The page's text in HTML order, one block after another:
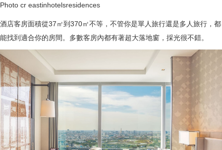
Photo cr eastinhotelsresidences
酒店客房面積從37㎡到370㎡不等，不管你是單人旅行還是多人旅行，都
能找到適合你的房間。多數客房內都有著超大落地窗，採光很不錯。